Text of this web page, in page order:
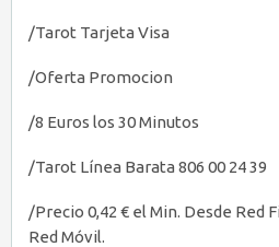
/Tarot Tarjeta Visa
/Oferta Promocion
/8 Euros los 30 Minutos
/Tarot Línea Barata 806 00 24 39
/Precio 0,42 € el Min. Desde Red
Red Móvil.